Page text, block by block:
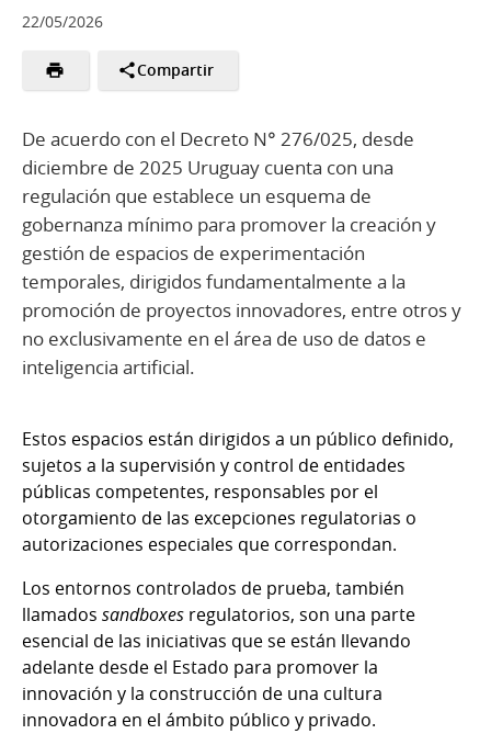
22/05/2026
Compartir
De acuerdo con el Decreto N° 276/025, desde
diciembre de 2025 Uruguay cuenta con una
regulación que establece un esquema de
gobernanza mínimo para promover la creación y
gestión de espacios de experimentación
temporales, dirigidos fundamentalmente a la
promoción de proyectos innovadores, entre otros y
no exclusivamente en el área de uso de datos e
inteligencia artificial.
Estos espacios están dirigidos a un público definido,
sujetos a la supervisión y control de entidades
públicas competentes, responsables por el
otorgamiento de las excepciones regulatorias o
autorizaciones especiales que correspondan.
Los entornos controlados de prueba, también
llamados sandboxes regulatorios, son una parte
esencial de las iniciativas que se están llevando
adelante desde el Estado para promover la
innovación y la construcción de una cultura
innovadora en el ámbito público y privado.